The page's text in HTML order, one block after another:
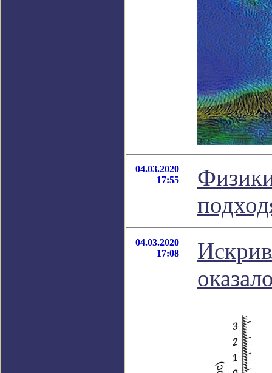
04.03.2020
17:55
04.03.2020
17:08